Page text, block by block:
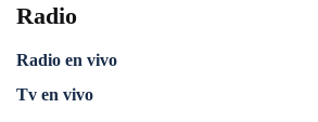
Radio
Radio en vivo
Tv en vivo